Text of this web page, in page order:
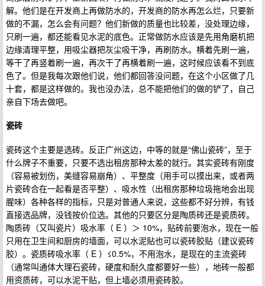
解。他们是在开发商上再做防水的，开发商的防水再怎么烂，只要新
做的不漏，怎么会有问题？他们新做的质量也比较差，没处理边缘，
只刷一遍，都还能看见水泥的底色。正常做防水应该是先用角磨机把
边缘清理平整，用吸尘器把灰尘吸干净，再刷防水。横着先刷一遍，
等干了再竖着刷一遍，再次干了再横着刷一遍，这时候应该看不到底
色了。但是我每次跟他们说，他们都回答没问题，在这个小区做了几
十套，都是这样做的。我也没办法，总不能把他们的做的铲了，自己
亲自下场去做吧。
瓷砖
瓷砖这个主要是选砖。反正广州这边，中等的就是“佛山瓷砖”，至于
什么牌子不重要，只要不选出租房那种太差的就行。其实瓷砖有刚度
（容易被划伤，美缝容易崩角）、平整度（用手可以摸出来，或者两
片瓷砖合在一起看是否平整）、吸水性（出租房那种垃圾拖地会出现
腥味）各种各样的指标，只是对普通人来说，这些都不好分辨，有钱
直接选品牌，没钱按价位选。其他的只要区分是陶质砖还是瓷质砖。
陶质砖（又叫瓷片）吸水率（ E ）＞ 10%，贴砖前要泡水，现在一般
只用在卫生间和厨房的墙面，可以水泥贴也可以瓷砖胶贴（建议瓷砖
胶）。瓷质砖吸水率（ E ）≤0.5%，不用泡水，是现在的主流瓷砖
（通常叫通体大理石瓷砖，硬度和耐久度都要好一些），地砖一般都
用资质砖，可以水泥干贴，但上墙必须用瓷砖胶。